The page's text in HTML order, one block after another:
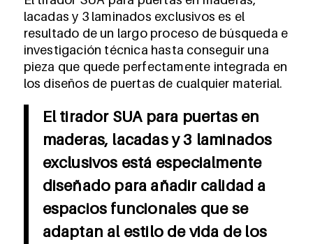
lacadas y 3 laminados exclusivos es el
resultado de un largo proceso de búsqueda e
investigación técnica hasta conseguir una
pieza que quede perfectamente integrada en
los diseños de puertas de cualquier material.
El tirador SUA para puertas en
maderas, lacadas y 3 laminados
exclusivos está especialmente
diseñado para añadir calidad a
espacios funcionales que se
adaptan al estilo de vida de los